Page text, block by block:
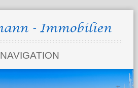
NAVIGATION